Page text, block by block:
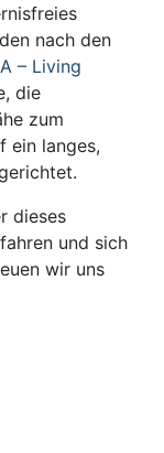
nach den
– Living
die
zum
ein langes,
dieses
und sich
wir uns